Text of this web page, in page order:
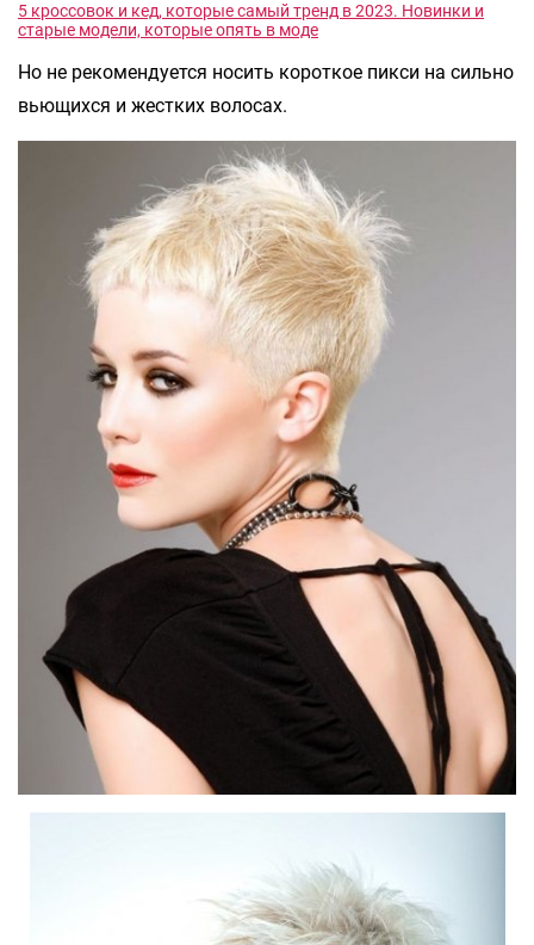
5 кроссовок и кед, которые самый тренд в 2023. Новинки и
старые модели, которые опять в моде
Но не рекомендуется носить короткое пикси на сильно
вьющихся и жестких волосах.